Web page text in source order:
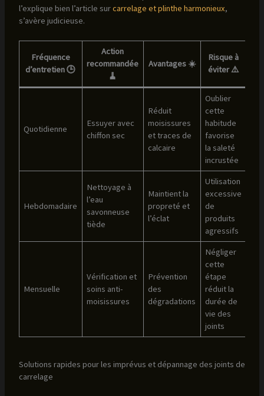
l’explique bien l’article surcarrelage et plinthe harmonieux,
s’avère judicieuse.
Fréquence
d’entretien 🕒
Action
recommandée
🧹
Avantages ☀️
Risque à
éviter ⚠️
Quotidienne
Essuyer avec
chiffon sec
Réduit
moisissures
et traces de
calcaire
Oublier
cette
habitude
favorise
la saleté
incrustée
Hebdomadaire
Nettoyage à
l’eau
savonneuse
tiède
Maintient la
propreté et
l’éclat
Utilisation
excessive
de
produits
agressifs
Mensuelle
Vérification et
soins anti-
moisissures
Prévention
des
dégradations
Négliger
cette
étape
réduit la
durée de
vie des
joints
Solutions rapides pour les imprévus et dépannage des joints de
carrelage